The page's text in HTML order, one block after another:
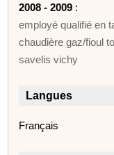
2008 - 2009 :
employé qualifié en
chaudière gaz/fioul
savelis vichy
Langues
Français